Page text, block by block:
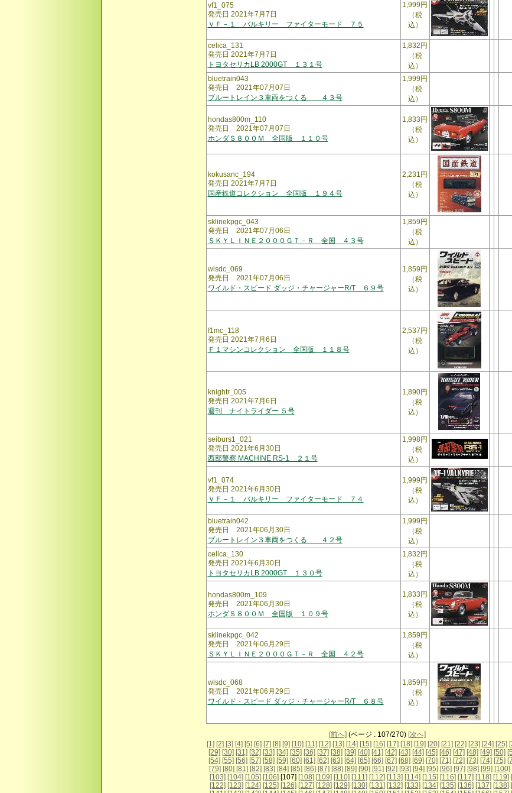
vf1_075
発売日 2021年7月7日
ＶＦ－１ バルキリー ファイターモード ７５
1,999円
（税
込）
celica_131
発売日 2021年7月7日
トヨタセリカLB 2000GT １３１号
1,832円
（税
込）
bluetrain043
発売日 2021年07月07日
ブルートレイン３車両をつくる ４３号
1,999円
（税
込）
hondas800m_110
発売日 2021年07月07日
ホンダＳ８００Ｍ 全国版 １１０号
1,833円
（税
込）
kokusanc_194
発売日 2021年7月7日
国産鉄道コレクション 全国版 １９４号
2,231円
（税
込）
sklinekpgc_043
発売日 2021年07月06日
ＳＫＹＬＩＮＥ２０００ＧＴ－Ｒ 全国 ４３号
1,859円
（税
込）
wlsdc_069
発売日 2021年07月06日
ワイルド・スピード ダッジ・チャージャーR/T ６９号
1,859円
（税
込）
f1mc_118
発売日 2021年7月6日
Ｆ１マシンコレクション 全国版 １１８号
2,537円
（税
込）
knightr_005
発売日 2021年7月6日
週刊 ナイトライダー ５号
1,890円
（税
込）
seiburs1_021
発売日 2021年6月30日
西部警察 MACHINE RS-1 ２１号
1,998円
（税
込）
vf1_074
発売日 2021年6月30日
ＶＦ－１ バルキリー ファイターモード ７４
1,999円
（税
込）
bluetrain042
発売日 2021年06月30日
ブルートレイン３車両をつくる ４２号
1,999円
（税
込）
celica_130
発売日 2021年6月30日
トヨタセリカLB 2000GT １３０号
1,832円
（税
込）
hondas800m_109
発売日 2021年06月30日
ホンダＳ８００Ｍ 全国版 １０９号
1,833円
（税
込）
sklinekpgc_042
発売日 2021年06月29日
ＳＫＹＬＩＮＥ２０００ＧＴ－Ｒ 全国 ４２号
1,859円
（税
込）
wlsdc_068
発売日 2021年06月29日
ワイルド・スピード ダッジ・チャージャーR/T ６８号
1,859円
（税
込）
[前へ] (ページ : 107/270) [次へ]
[1] [2] [3] [4] [5] [6] [7] [8] [9] [10] [11] [12] [13] [14] [15] [16] [17] [18] [19] [20] [21] [22] [23] [24] [25]
[29] [30] [31] [32] [33] [34] [35] [36] [37] [38] [39] [40] [41] [42] [43] [44] [45] [46] [47] [48] [49] [50]
[54] [55] [56] [57] [58] [59] [60] [61] [62] [63] [64] [65] [66] [67] [68] [69] [70] [71] [72] [73] [74] [75]
[79] [80] [81] [82] [83] [84] [85] [86] [87] [88] [89] [90] [91] [92] [93] [94] [95] [96] [97] [98] [99] [100]
[103] [104] [105] [106] [107] [108] [109] [110] [111] [112] [113] [114] [115] [116] [117] [118] [119]
[122] [123] [124] [125] [126] [127] [128] [129] [130] [131] [132] [133] [134] [135] [136] [137] [138]